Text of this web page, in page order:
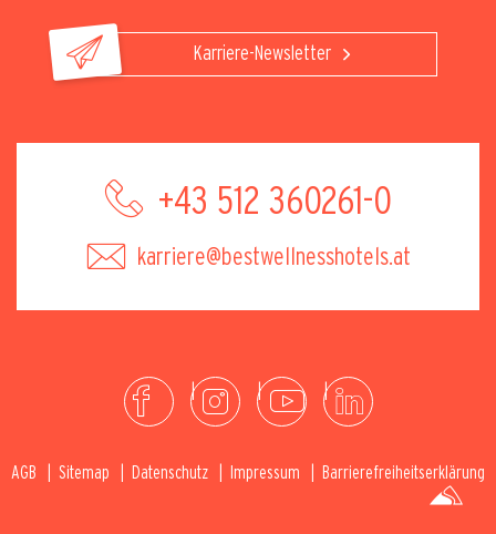
Karriere-Newsletter
+43 512 360261-0
karriere@bestwellnesshotels.at
AGB Sitemap Datenschutz Impressum Barrierefreiheitserklärung